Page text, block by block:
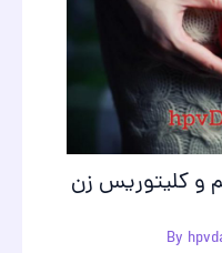
و کليتوريس زن